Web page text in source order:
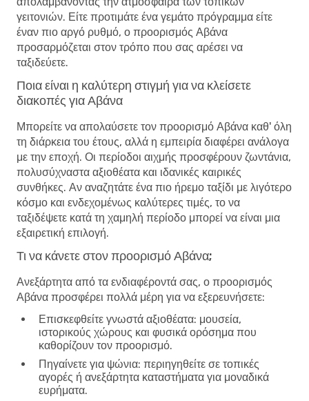
γειτονιών. Είτε προτιμάτε ένα γεμάτο πρόγραμμα είτε
έναν πιο αργό ρυθμό, ο προορισμός Αβάνα
προσαρμόζεται στον τρόπο που σας αρέσει να
ταξιδεύετε.
Ποια είναι η καλύτερη στιγμή για να κλείσετε
διακοπές για Αβάνα
Μπορείτε να απολαύσετε τον προορισμό Αβάνα καθ' όλη
τη διάρκεια του έτους, αλλά η εμπειρία διαφέρει ανάλογα
με την εποχή. Οι περίοδοι αιχμής προσφέρουν ζωντάνια,
πολυσύχναστα αξιοθέατα και ιδανικές καιρικές
συνθήκες. Αν αναζητάτε ένα πιο ήρεμο ταξίδι με λιγότερο
κόσμο και ενδεχομένως καλύτερες τιμές, το να
ταξιδέψετε κατά τη χαμηλή περίοδο μπορεί να είναι μια
εξαιρετική επιλογή.
Τι να κάνετε στον προορισμό Αβάνα;
Ανεξάρτητα από τα ενδιαφέροντά σας, ο προορισμός
Αβάνα προσφέρει πολλά μέρη για να εξερευνήσετε:
Επισκεφθείτε γνωστά αξιοθέατα: μουσεία,
ιστορικούς χώρους και φυσικά ορόσημα που
καθορίζουν τον προορισμό.
Πηγαίνετε για ψώνια: περιηγηθείτε σε τοπικές
αγορές ή ανεξάρτητα καταστήματα για μοναδικά
ευρήματα.